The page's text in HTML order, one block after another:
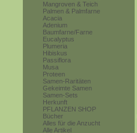
Mangroven & Teich
Palmen & Palmfarne
Acacia
Adenium
Baumfarne/Farne
Eucalyptus
Plumeria
Hibiskus
Passiflora
Musa
Proteen
Samen-Raritäten
Gekeimte Samen
Samen-Sets
Herkunft
PFLANZEN SHOP
Bücher
Alles für die Anzucht
Alle Artikel